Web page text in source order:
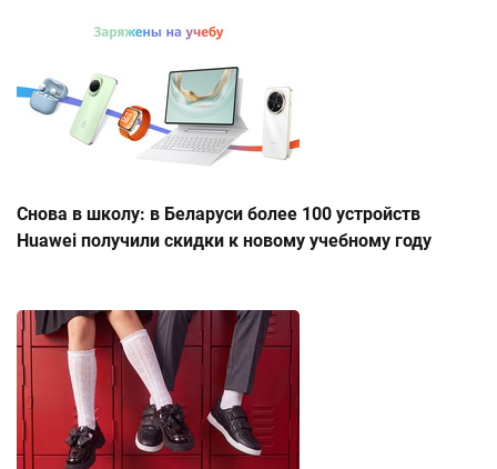
Снова в школу: в Беларуси более 100 устройств
Huawei получили скидки к новому учебному году